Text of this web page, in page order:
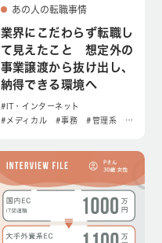
あの人の転職事情
業界にこだわらず転職し
て見えたこと 想定外の
事業譲渡から抜け出し、
納得できる環境へ
#IT・インターネット
#メディカル
#事務 #管理系 …